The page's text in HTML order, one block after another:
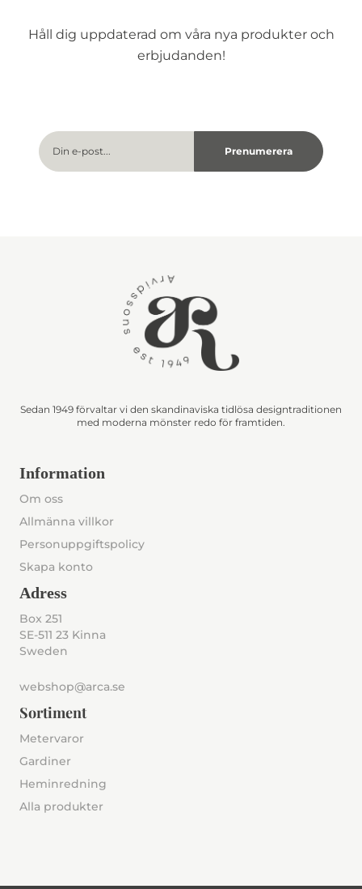
Håll dig uppdaterad om våra nya produkter och
erbjudanden!
Sedan 1949 förvaltar vi den skandinaviska tidlösa designtraditionen
med moderna mönster redo för framtiden.
Information
Om oss
Allmänna villkor
Personuppgiftspolicy
Skapa konto
Adress
Box 251
SE-511 23 Kinna
Sweden
webshop@arca.se
Sortiment
Metervaror
Gardiner
Heminredning
Alla produkter